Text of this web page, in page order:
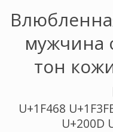
мужчина
тон
U+1F468
U+200D